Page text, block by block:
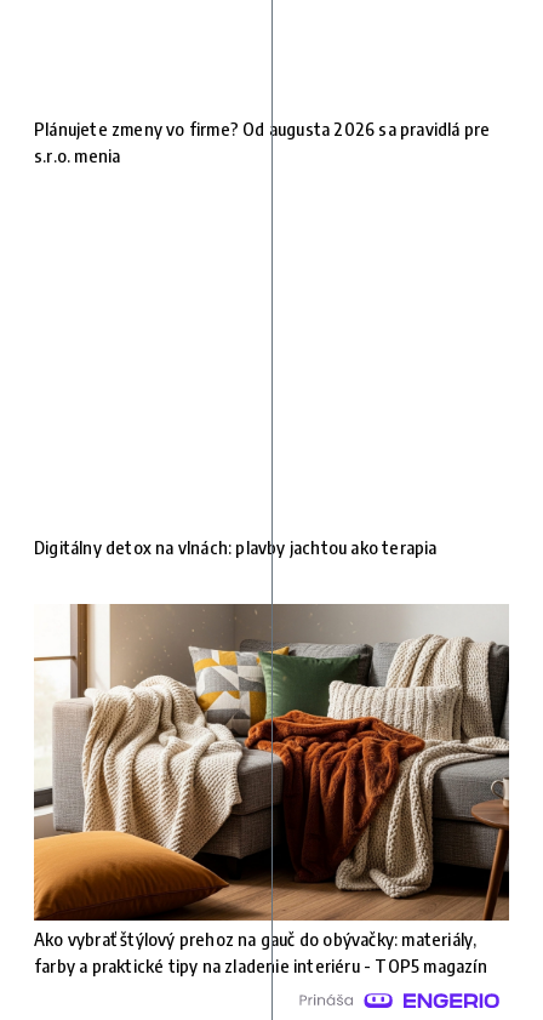
Plánujete zmeny vo firme? Od augusta 2026 sa pravidlá pre
s.r.o. menia
Digitálny detox na vlnách: plavby jachtou ako terapia
Ako vybrať štýlový prehoz na gauč do obývačky: materiály,
farby a praktické tipy na zladenie interiéru - TOP5 magazín